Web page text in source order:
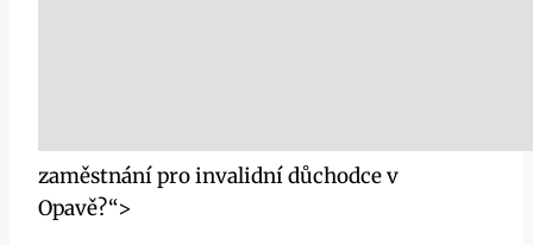
zaměstnání pro invalidní důchodce v
Opavě?“>